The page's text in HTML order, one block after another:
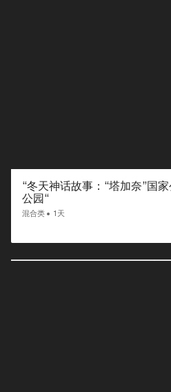
“冬天神话故事：“塔加奈”国
公园“
混合类 1天